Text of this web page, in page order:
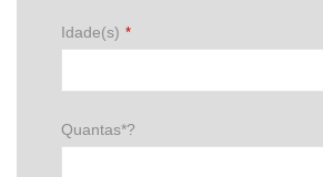
Idade(s) *
Quantas*?